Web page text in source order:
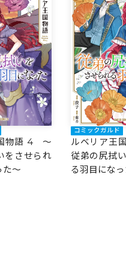
物語 4 ～
をさせられ
た～
コミックガルド
ルベリア王
従弟の尻拭
る羽目にな